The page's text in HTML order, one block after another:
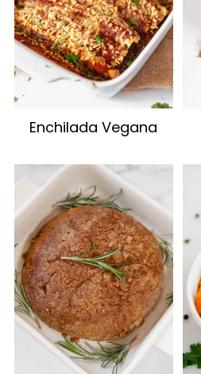
Enchilada Vegana